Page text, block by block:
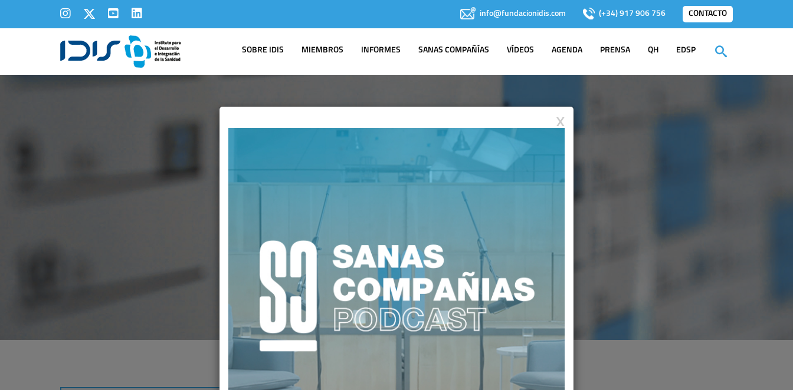
info@fundacionidis.com (+34) 917 906 756 CONTACTO
SOBRE IDIS MIEMBROS INFORMES SANAS COMPAÑÍAS VÍDEOS AGENDA PRENSA QH EDSP
X